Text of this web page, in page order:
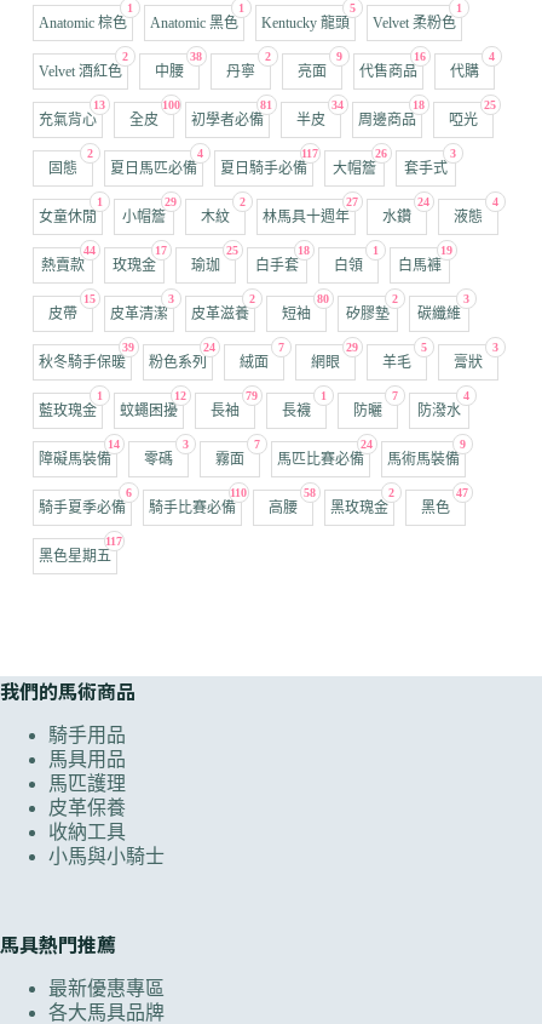
1
Anatomic 棕色
1
Anatomic 黑色
5
Kentucky 龍頭
1
Velvet 柔粉色
2
Velvet 酒紅色
38
中腰
2
丹寧
9
亮面
16
代售商品
4
代購
13
充氣背心
100
全皮
81
初學者必備
34
半皮
18
周邊商品
25
啞光
2
固態
4
夏日馬匹必備
117
夏日騎手必備
26
大帽簷
3
套手式
1
女童休閒
29
小帽簷
2
木紋
27
林馬具十週年
24
水鑽
4
液態
44
熱賣款
17
玫瑰金
25
瑜珈
18
白手套
1
白領
19
白馬褲
15
皮帶
3
皮革清潔
2
皮革滋養
80
短袖
2
矽膠墊
3
碳纖維
39
秋冬騎手保暖
24
粉色系列
7
絨面
29
網眼
5
羊毛
3
膏狀
1
藍玫瑰金
12
蚊蠅困擾
79
長袖
1
長襪
7
防曬
4
防潑水
14
障礙馬裝備
3
零碼
7
霧面
24
馬匹比賽必備
9
馬術馬裝備
6
騎手夏季必備
110
騎手比賽必備
58
高腰
2
黑玫瑰金
47
黑色
117
黑色星期五
我們的馬術商品
騎手用品
馬具用品
馬匹護理
皮革保養
收納工具
小馬與小騎士
馬具熱門推薦
最新優惠專區
各大馬具品牌